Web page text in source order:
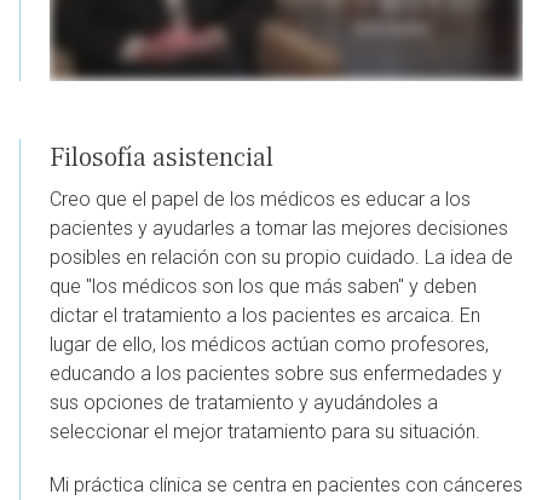
Filosofía asistencial
Creo que el papel de los médicos es educar a los
pacientes y ayudarles a tomar las mejores decisiones
posibles en relación con su propio cuidado. La idea de
que "los médicos son los que más saben" y deben
dictar el tratamiento a los pacientes es arcaica. En
lugar de ello, los médicos actúan como profesores,
educando a los pacientes sobre sus enfermedades y
sus opciones de tratamiento y ayudándoles a
seleccionar el mejor tratamiento para su situación.
Mi práctica clínica se centra en pacientes con cánceres